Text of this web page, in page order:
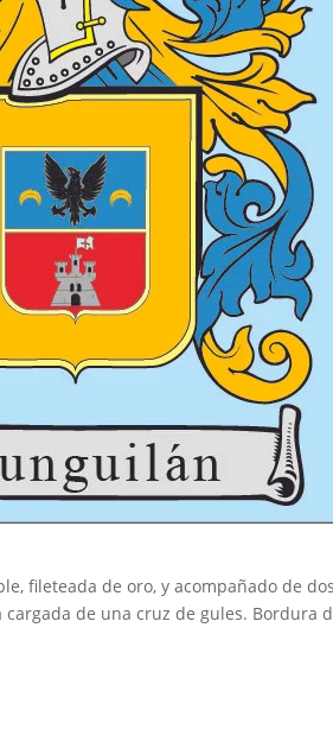
fileteada de oro, y acompañado de
de una cruz de gules. Bordura